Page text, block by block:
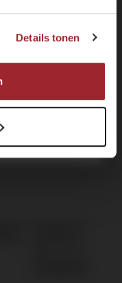
Details tonen
18